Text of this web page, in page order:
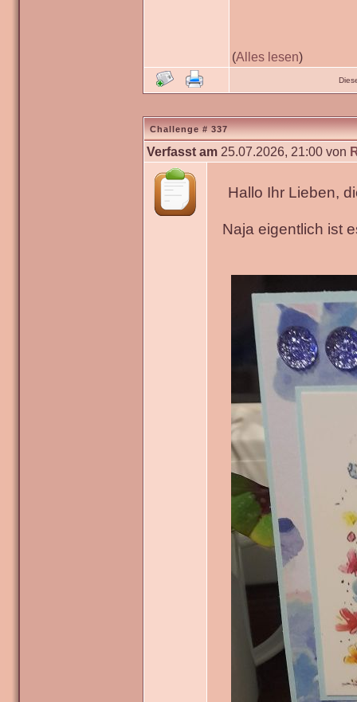
(Alles lesen)
Challenge # 337
Verfasst am 25.07.2026, 21:00 von
Hallo Ihr Lieben,
Naja eigentlich ist